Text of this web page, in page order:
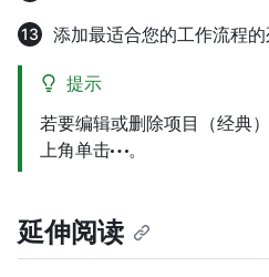
添加最适合您的工作流程的
提示
若要编辑或删除项目（经典
上角单击
。
延伸阅读